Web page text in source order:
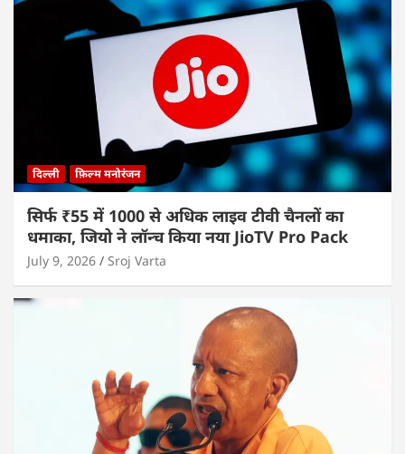
दिल्ली फ़िल्म मनोरंजन
सिर्फ ₹55 में 1000 से अधिक लाइव टीवी चैनलों का
धमाका, जियो ने लॉन्च किया नया JioTV Pro Pack
July 9, 2026 Sroj Varta